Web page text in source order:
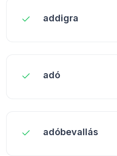
addigra
adó
adóbevallás